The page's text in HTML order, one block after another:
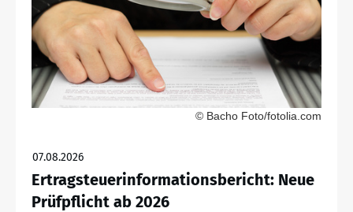
© Bacho Foto/fotolia.com
07.08.2026
Ertragsteuerinformationsbericht: Neue
Prüfpflicht ab 2026